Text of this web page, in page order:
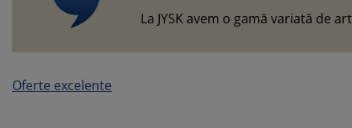
La JYSK avem o gamă variată de
Oferte excelente